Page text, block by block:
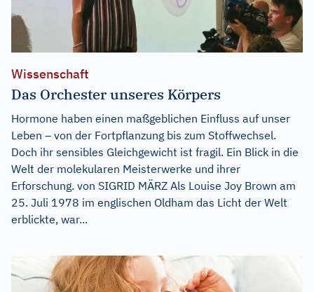
Wissenschaft
Das Orchester unseres Körpers
Hormone haben einen maßgeblichen Einfluss auf unser
Leben – von der Fortpflanzung bis zum Stoffwechsel.
Doch ihr sensibles Gleichgewicht ist fragil. Ein Blick in die
Welt der molekularen Meisterwerke und ihrer
Erforschung. von SIGRID MÄRZ Als Louise Joy Brown am
25. Juli 1978 im englischen Oldham das Licht der Welt
erblickte, war...